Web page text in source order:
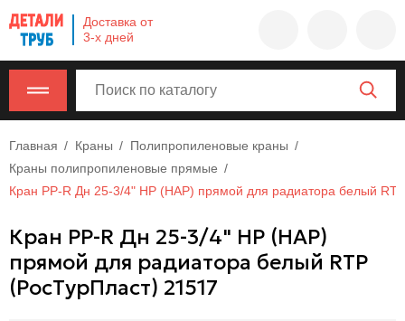
Доставка от
3-х дней
Главная Краны
Полипропиленовые краны
Краны полипропиленовые прямые
Кран PP-R Дн 25-3/4" НР (НАР) прямой для радиатора белый
Кран PP-R Дн 25-3/4" НР (НАР)
прямой для радиатора белый RTP
(РосТурПласт) 21517
Company
name
620000,
Москва,
Москва,
Калужская,
15,
офис